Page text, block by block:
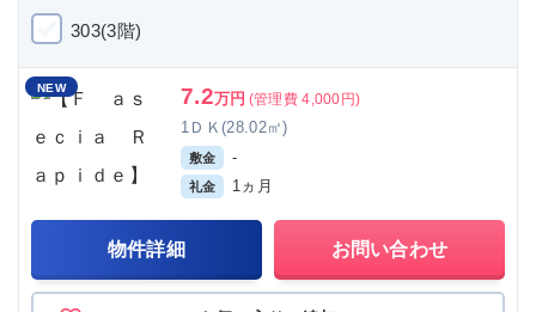
303(3階)
NEW 7.2万円 (管理費 4,000円)
1ＤＫ(28.02㎡)
敷金 -
礼金 1ヵ月
物件詳細 お問い合わせ